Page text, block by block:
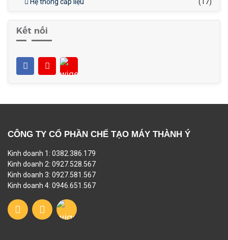
Kết nối
CÔNG TY CỔ PHẦN CHẾ TẠO MÁY THÀNH Ý
Kinh doanh 1: 0382.386.179
Kinh doanh 2: 0927.528.567
Kinh doanh 3: 0927.581.567
Kinh doanh 4: 0946.651.567